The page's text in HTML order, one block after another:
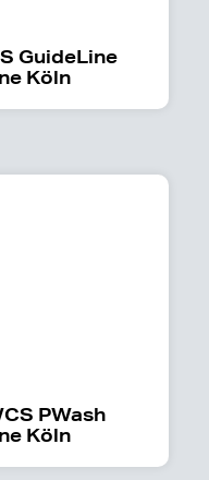
GuideLine
Köln
PWash
Köln